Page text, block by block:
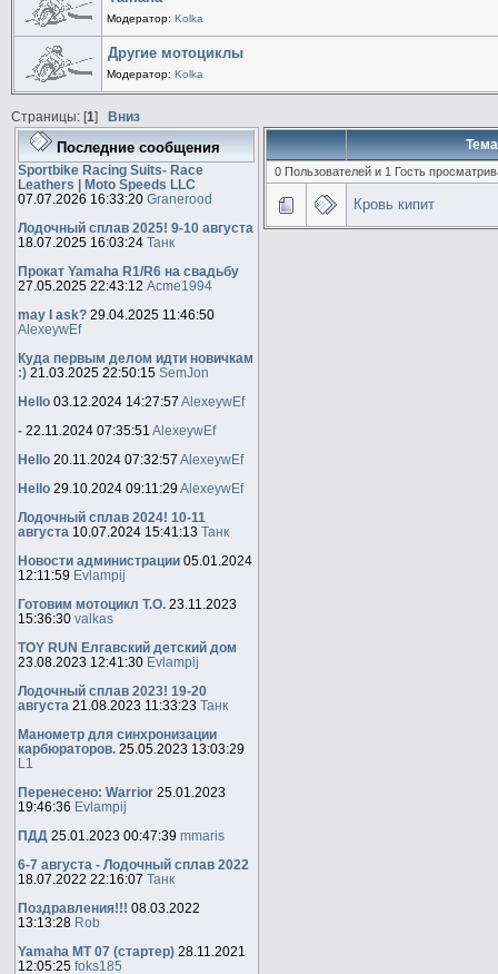
Модератор: Kolka
Другие мотоциклы
Модератор: Kolka
Страницы: [1] Вниз
Последние сообщения
Sportbike Racing Suits- Race
Leathers | Moto Speeds LLC
07.07.2026 16:33:20Granerood
Лодочный сплав 2025! 9-10 августа
18.07.2025 16:03:24Танк
Прокат Yamaha R1/R6 на свадьбу
27.05.2025 22:43:12Acme1994
may I ask? 29.04.2025 11:46:50
AlexeywEf
Куда первым делом идти новичкам
:) 21.03.2025 22:50:15SemJon
Hello 03.12.2024 14:27:57AlexeywEf
- 22.11.2024 07:35:51AlexeywEf
Hello 20.11.2024 07:32:57AlexeywEf
Hello 29.10.2024 09:11:29AlexeywEf
Лодочный сплав 2024! 10-11
августа 10.07.2024 15:41:13Танк
Новости администрации 05.01.2024
12:11:59 Evlampij
Готовим мотоцикл Т.О. 23.11.2023
15:36:30valkas
TOY RUN Елгавский детский дом
23.08.2023 12:41:30 Evlampij
Лодочный сплав 2023! 19-20
августа 21.08.2023 11:33:23Танк
Манометр для синхронизации
карбюраторов. 25.05.2023 13:03:29
L1
Перенесено: Warrior 25.01.2023
19:46:36 Evlampij
ПДД 25.01.2023 00:47:39mmaris
6-7 августа - Лодочный сплав 2022
18.07.2022 22:16:07Танк
Поздравления!!! 08.03.2022
13:13:28 Rob
Yamaha MT 07 (стартер) 28.11.2021
12:05:25foks185
Тема
0 Пользователей и 1 Гость
Кровь кипит